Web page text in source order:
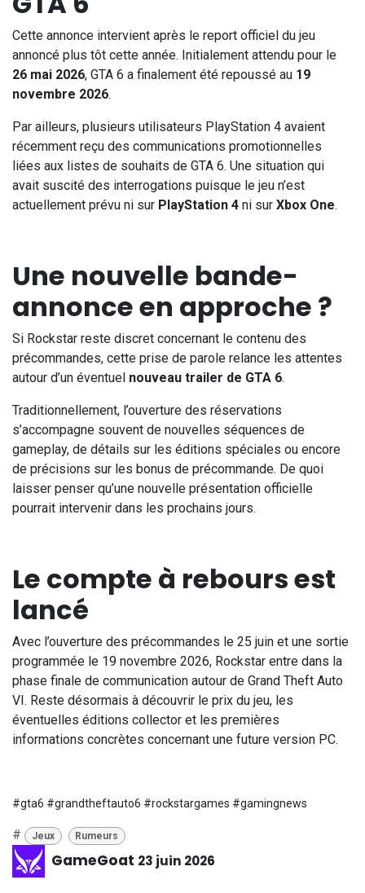
Cette annonce intervient après le report officiel du jeu
annoncé plus tôt cette année. Initialement attendu pour le
26 mai 2026, GTA 6 a finalement été repoussé au 19
novembre 2026.
Par ailleurs, plusieurs utilisateurs PlayStation 4 avaient
récemment reçu des communications promotionnelles
liées aux listes de souhaits de GTA 6. Une situation qui
avait suscité des interrogations puisque le jeu n’est
actuellement prévu ni sur PlayStation 4 ni sur Xbox One.
Une nouvelle bande-
annonce en approche ?
Si Rockstar reste discret concernant le contenu des
précommandes, cette prise de parole relance les attentes
autour d’un éventuel nouveau trailer de GTA 6.
Traditionnellement, l’ouverture des réservations
s’accompagne souvent de nouvelles séquences de
gameplay, de détails sur les éditions spéciales ou encore
de précisions sur les bonus de précommande. De quoi
laisser penser qu’une nouvelle présentation officielle
pourrait intervenir dans les prochains jours.
Le compte à rebours est
lancé
Avec l’ouverture des précommandes le 25 juin et une sortie
programmée le 19 novembre 2026, Rockstar entre dans la
phase finale de communication autour de Grand Theft Auto
VI. Reste désormais à découvrir le prix du jeu, les
éventuelles éditions collector et les premières
informations concrètes concernant une future version PC.
#gta6 #grandtheftauto6 #rockstargames #gamingnews
# Jeux Rumeurs
GameGoat 23 juin 2026